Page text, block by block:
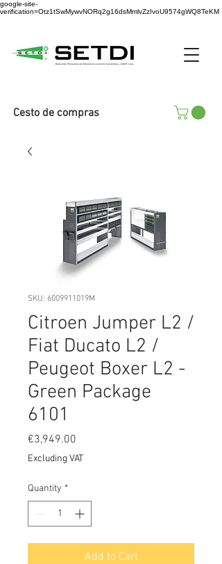
google-site-
verification=Otz1tSwMywvNORq2g16dsMmlvZzIvoU9574gWQ8TeKM
Cesto de compras
SKU: 6009911019M
Citroen Jumper L2 /
Fiat Ducato L2 /
Peugeot Boxer L2 -
Green Package
6101
€3,949.00
Excluding VAT
Quantity *
Add to Cart